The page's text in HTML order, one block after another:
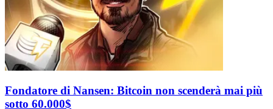
Fondatore di Nansen: Bitcoin non scenderà mai più
sotto 60.000$